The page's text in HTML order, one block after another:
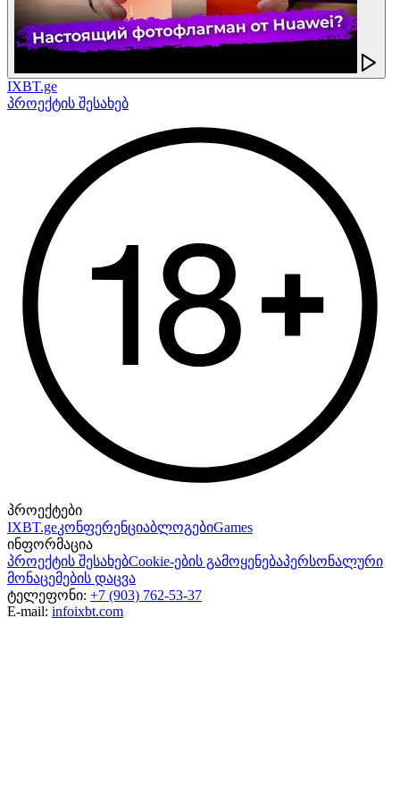
IXBT.ge
პროექტის შესახებ
პროექტები
IXBT.geკონფერენციაბლოგებიGames
ინფორმაცია
პროექტის შესახებCookie-ების გამოყენებაპერსონალური
მონაცემების დაცვა
ტელეფონი: +7 (903) 762-53-37
E-mail: infoixbt.com